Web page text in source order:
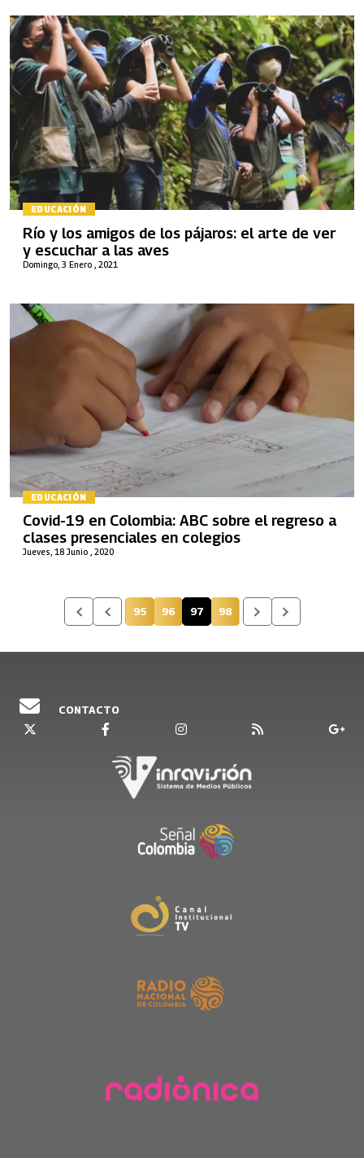
EDUCACIÓN
Domingo, 3 Enero , 2021
Río y los amigos de los pájaros: el arte de ver
y escuchar a las aves
EDUCACIÓN
Jueves, 18 Junio , 2020
Covid-19 en Colombia: ABC sobre el regreso a
clases presenciales en colegios
Página
95 Página
96 Página actual
97 Página
98
CONTACTO